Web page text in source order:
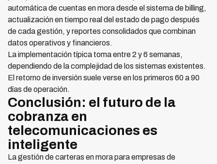
automática de cuentas en mora desde el sistema de billing,
actualización en tiempo real del estado de pago después
de cada gestión, y reportes consolidados que combinan
datos operativos y financieros.
La implementación típica toma entre 2 y 6 semanas,
dependiendo de la complejidad de los sistemas existentes.
El retorno de inversión suele verse en los primeros 60 a 90
días de operación.
Conclusión: el futuro de la
cobranza en
telecomunicaciones es
inteligente
La gestión de carteras en mora para empresas de